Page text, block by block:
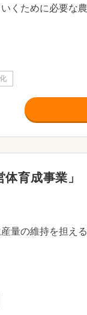
くために必要な
育成事業